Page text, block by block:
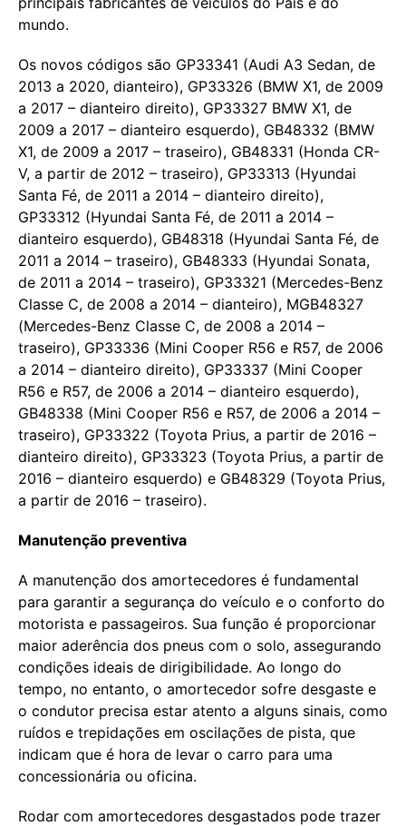
mundo.
Os novos códigos são GP33341 (Audi A3 Sedan, de
2013 a 2020, dianteiro), GP33326 (BMW X1, de 2009
a 2017 – dianteiro direito), GP33327 BMW X1, de
2009 a 2017 – dianteiro esquerdo), GB48332 (BMW
X1, de 2009 a 2017 – traseiro), GB48331 (Honda CR-
V, a partir de 2012 – traseiro), GP33313 (Hyundai
Santa Fé, de 2011 a 2014 – dianteiro direito),
GP33312 (Hyundai Santa Fé, de 2011 a 2014 –
dianteiro esquerdo), GB48318 (Hyundai Santa Fé, de
2011 a 2014 – traseiro), GB48333 (Hyundai Sonata,
de 2011 a 2014 – traseiro), GP33321 (Mercedes-Benz
Classe C, de 2008 a 2014 – dianteiro), MGB48327
(Mercedes-Benz Classe C, de 2008 a 2014 –
traseiro), GP33336 (Mini Cooper R56 e R57, de 2006
a 2014 – dianteiro direito), GP33337 (Mini Cooper
R56 e R57, de 2006 a 2014 – dianteiro esquerdo),
GB48338 (Mini Cooper R56 e R57, de 2006 a 2014 –
traseiro), GP33322 (Toyota Prius, a partir de 2016 –
dianteiro direito), GP33323 (Toyota Prius, a partir de
2016 – dianteiro esquerdo) e GB48329 (Toyota Prius,
a partir de 2016 – traseiro).
Manutenção preventiva
A manutenção dos amortecedores é fundamental
para garantir a segurança do veículo e o conforto do
motorista e passageiros. Sua função é proporcionar
maior aderência dos pneus com o solo, assegurando
condições ideais de dirigibilidade. Ao longo do
tempo, no entanto, o amortecedor sofre desgaste e
o condutor precisa estar atento a alguns sinais, como
ruídos e trepidações em oscilações de pista, que
indicam que é hora de levar o carro para uma
concessionária ou oficina.
Rodar com amortecedores desgastados pode trazer